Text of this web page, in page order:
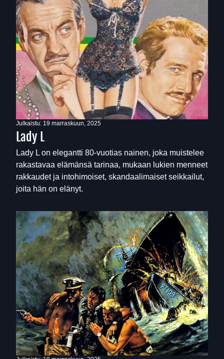
Julkaistu: 19 marraskuun, 2025
Lady L
Lady L on elegantti 80-vuotias nainen, joka muistelee
rakastavaa elämänsä tarinaa, mukaan lukien menneet
rakkaudet ja intohimoiset, skandaalimaiset seikkailut,
joita hän on elänyt.